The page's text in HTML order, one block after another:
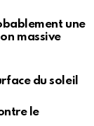
une
massive
du soleil
le